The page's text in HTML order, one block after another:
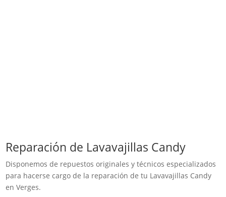
Reparación de Lavavajillas Candy
Disponemos de repuestos originales y técnicos especializados
para hacerse cargo de la reparación de tu Lavavajillas Candy
en Verges.